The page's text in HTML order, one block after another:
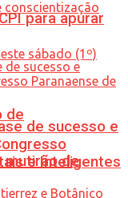
de
mutirão de
para apurar
de sucesso e
e Inteligentes